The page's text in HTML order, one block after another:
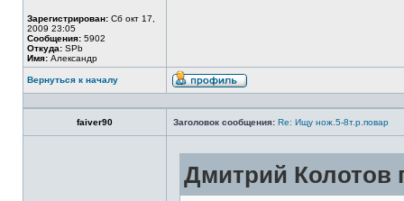
Зарегистрирован: Сб окт 17,
2009 23:05
Сообщения: 5902
Откуда: SPb
Имя: Александр
Вернуться к началу
faiver90 Заголовок сообщения: Re: Ищу нож.5-8т.р.повар
Дмитрий Колотов